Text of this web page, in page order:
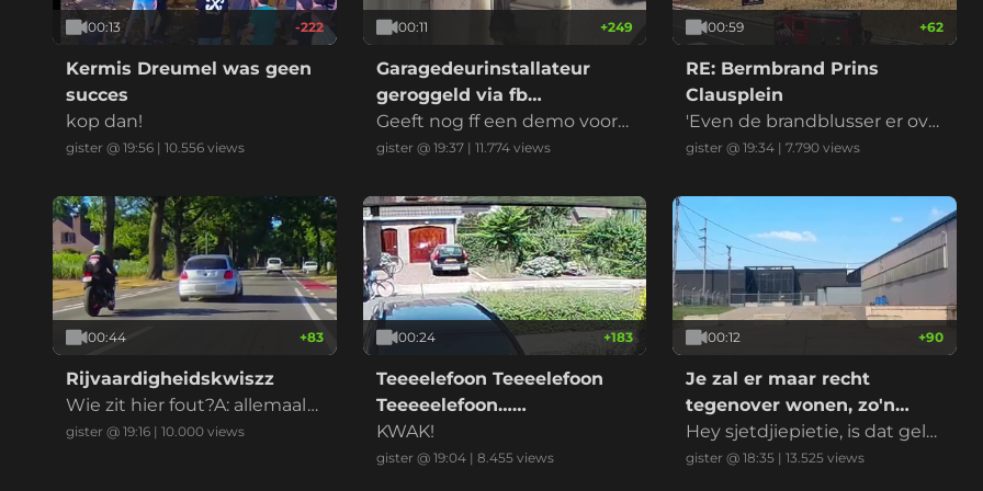
00:13 -222
Kermis Dreumel was geen
succes
kop dan!
gister @ 19:56 | 10.556 views
00:11 +249
Garagedeurinstallateur
geroggeld via fb
marktplaats
Geeft nog ff een demo voord
at ik betaal
gister @ 19:37| 11.774views
00:59 +62
RE: Bermbrand Prins
Clausplein
'Even de brandblusser er ove
r en het is geblust' riep iema
gister @ 19:34 |7.790 views
00:44 +83
Rijvaardigheidskwiszz
Wie zit hier fout?A: allemaal
B: iedereenC: alle betrokken
gister @ 19:16 | 10.000 views
00:24 +183
Teeeelefoon Teeeelefoon
Teeeeelefoon……
KWAK!
gister @ 19:04| 8.455views
00:12 +90
Je zal er maar recht
tegenover wonen, zo'n
datacenter
Hey sjetdjiepietie, is dat gelui
d normaal?
gister @ 18:35 |13.525 views